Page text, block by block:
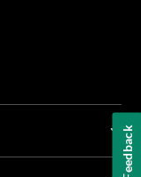
Feedback